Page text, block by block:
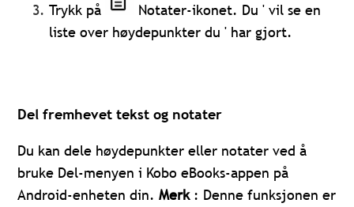
Trykk på
Notater-ikonet. Du ' vil se en
liste over høydepunkter du ' har gjort.
Del fremhevet tekst og notater
Du kan dele høydepunkter eller notater ved å
bruke Del-menyen i Kobo eBooks-appen på
Android-enheten din.Merk : Denne funksjonen er